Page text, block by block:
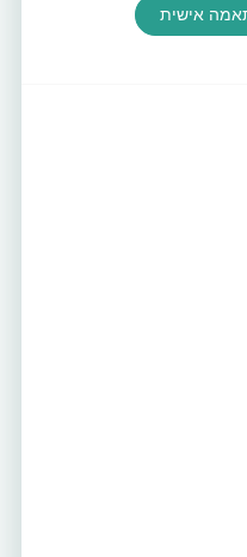
אישית